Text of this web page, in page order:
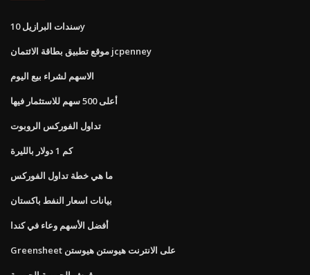
سندات البرازيل 10y
موقع تطبيق بطاقة الائتمان jcpenney
الاسهم لشراء بيع اليوم
أعلى 500 سهم للاستثمار فيها
تداول الفوركس الروبوت
كم 1 دولار بالليرة
ما هي خطة تداول الفوركس
بيانات اسعار النفط باكستان
أفضل الأسهم وعاء في كندا
Greensheet على الانترنت هيوستن هيوستن